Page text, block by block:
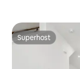
Superhost
Superhost